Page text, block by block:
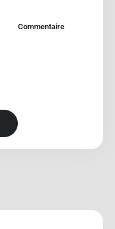
Commentaire